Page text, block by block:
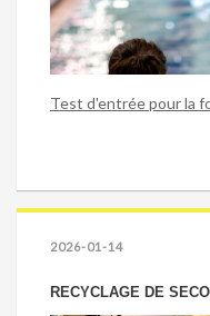
Test d'entrée pour la
2026-01-14
RECYCLAGE DE